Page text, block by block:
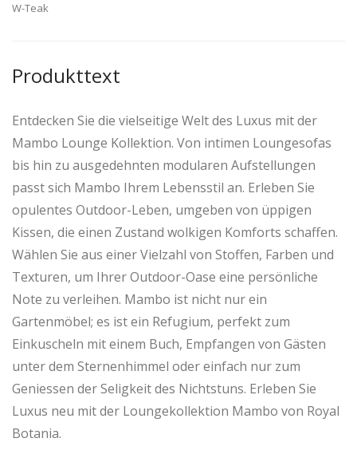
W-Teak
Produkttext
Entdecken Sie die vielseitige Welt des Luxus mit der
Mambo Lounge Kollektion. Von intimen Loungesofas
bis hin zu ausgedehnten modularen Aufstellungen
passt sich Mambo Ihrem Lebensstil an. Erleben Sie
opulentes Outdoor-Leben, umgeben von üppigen
Kissen, die einen Zustand wolkigen Komforts schaffen.
Wählen Sie aus einer Vielzahl von Stoffen, Farben und
Texturen, um Ihrer Outdoor-Oase eine persönliche
Note zu verleihen. Mambo ist nicht nur ein
Gartenmöbel; es ist ein Refugium, perfekt zum
Einkuscheln mit einem Buch, Empfangen von Gästen
unter dem Sternenhimmel oder einfach nur zum
Geniessen der Seligkeit des Nichtstuns. Erleben Sie
Luxus neu mit der Loungekollektion Mambo von Royal
Botania.